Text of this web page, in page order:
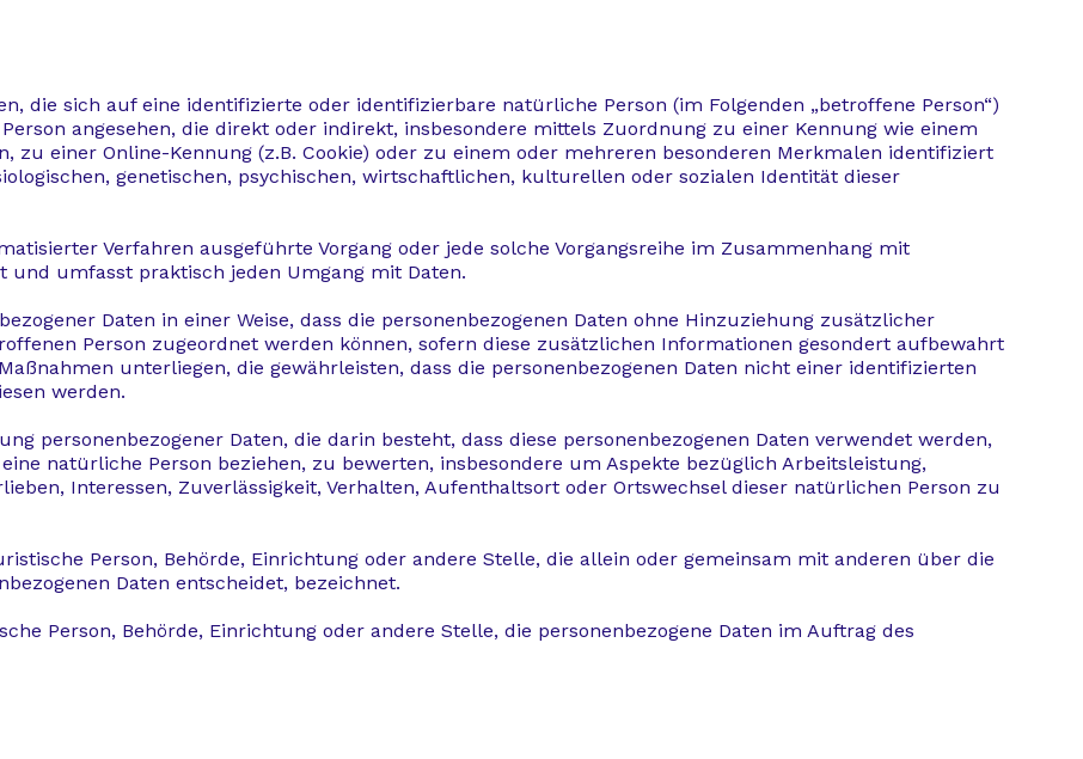
die sich auf eine identifizierte oder identifizierbare natürliche Person (im Folgenden „betroffene Person“)
angesehen, die direkt oder indirekt, insbesondere mittels Zuordnung zu einer Kennung wie einem
zu einer Online-Kennung (z.B. Cookie) oder zu einem oder mehreren besonderen Merkmalen identifiziert
genetischen, psychischen, wirtschaftlichen, kulturellen oder sozialen Identität dieser
Verfahren ausgeführte Vorgang oder jede solche Vorgangsreihe im Zusammenhang mit
und umfasst praktisch jeden Umgang mit Daten.
Daten in einer Weise, dass die personenbezogenen Daten ohne Hinzuziehung zusätzlicher
Person zugeordnet werden können, sofern diese zusätzlichen Informationen gesondert aufbewahrt
unterliegen, die gewährleisten, dass die personenbezogenen Daten nicht einer identifizierten
werden.
personenbezogener Daten, die darin besteht, dass diese personenbezogenen Daten verwendet werden,
natürliche Person beziehen, zu bewerten, insbesondere um Aspekte bezüglich Arbeitsleistung,
Interessen, Zuverlässigkeit, Verhalten, Aufenthaltsort oder Ortswechsel dieser natürlichen Person zu
Person, Behörde, Einrichtung oder andere Stelle, die allein oder gemeinsam mit anderen über die
Daten entscheidet, bezeichnet.
Person, Behörde, Einrichtung oder andere Stelle, die personenbezogene Daten im Auftrag des